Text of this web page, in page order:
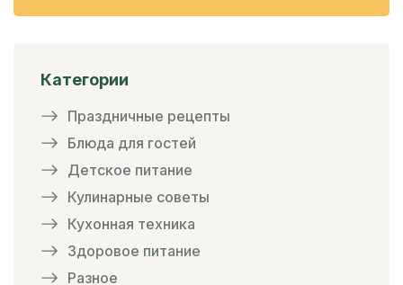
Категории
Праздничные рецепты
Блюда для гостей
Детское питание
Кулинарные советы
Кухонная техника
Здоровое питание
Разное